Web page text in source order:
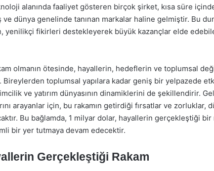
alanında faaliyet gösteren birçok şirket, kısa süre
ve dünya genelinde tanınan markalar haline gelmiştir. Bu
yenilikçi fikirleri destekleyerek büyük kazançlar elde
olmanın ötesinde, hayallerin, hedeflerin ve toplumsal
Bireylerden toplumsal yapılara kadar geniş bir yelpazede
ve yatırım dünyasının dinamiklerini de şekillendirir.
arayanlar için, bu rakamın getirdiği fırsatlar ve zorluklar,
Bu bağlamda, 1 milyar dolar, hayallerin gerçekleştiği bir
bir yer tutmaya devam edecektir.
Gerçekleştiği Rakam